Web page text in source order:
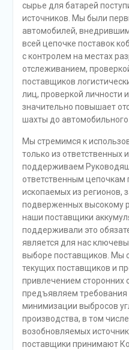
сырье для батарей
источников. Мы были
автомобилей,
всей цепочке поставок
с контролем на местах
отслеживанием,
поставщиков
лиц, проверкой личности
значительно повышает
шахты до
Мы стремимся к
только из ответственных
поддерживаем
ответственным цепочкам
ископаемых из регионов,
подверженных высокому
наши поставщики
поддерживали это
является для нас
выборе поставщиков. Мы
текущих поставщиков и
привлечением сторонних
предъявляем
минимизации выбросов
производства, в том
возобновляемых
поставщики принимают